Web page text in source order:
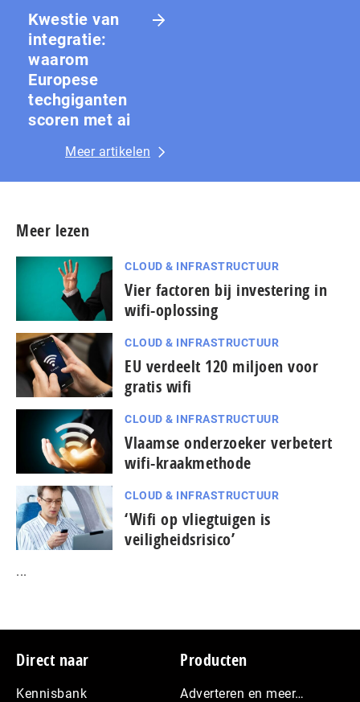
Kwestie van
integratie:
waarom
Europese
techgiganten
scoren met ai
Meer artikelen
Meer lezen
CLOUD & INFRASTRUCTUUR
Vier factoren bij investering in
wifi-oplossing
CLOUD & INFRASTRUCTUUR
EU verdeelt 120 miljoen voor
gratis wifi
CLOUD & INFRASTRUCTUUR
Vlaamse onderzoeker verbetert
wifi-kraakmethode
CLOUD & INFRASTRUCTUUR
‘Wifi op vliegtuigen is
veiligheidsrisico’
...
Footer
Direct naar
Kennisbank
Producten
Adverteren en meer…